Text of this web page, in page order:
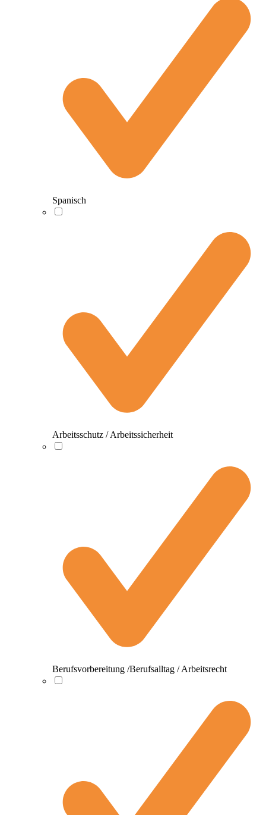
Spanisch
Arbeitsschutz / Arbeitssicherheit
Berufsvorbereitung /Berufsalltag / Arbeitsrecht